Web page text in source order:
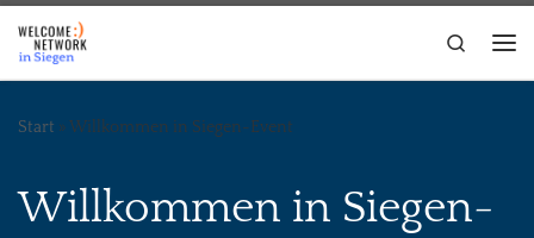
Zum Inhalt springen
Search
Start »Willkommen in Siegen-Event
Willkommen in Siegen-